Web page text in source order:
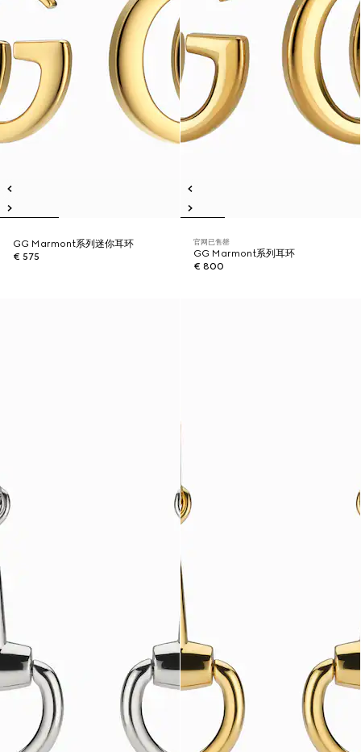
GG Marmont系列迷你耳环
€ 575
官网已售罄
GG Marmont系列耳环
€ 800